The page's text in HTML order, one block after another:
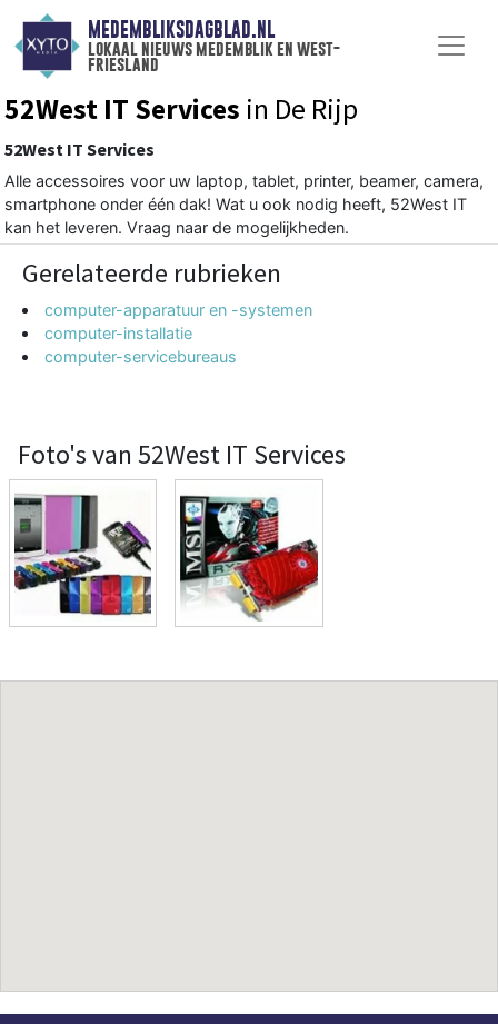
MEDEMBLIKSDAGBLAD.NL
lokaal nieuws medemblik en west-
friesland
52West IT Services in De Rijp
52West IT Services
Alle accessoires voor uw laptop, tablet, printer, beamer, camera,
smartphone onder één dak! Wat u ook nodig heeft, 52West IT
kan het leveren. Vraag naar de mogelijkheden.
Gerelateerde rubrieken
computer-apparatuur en -systemen
computer-installatie
computer-servicebureaus
Foto's van 52West IT Services